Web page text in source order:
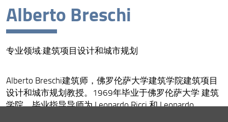
Alberto Breschi
专业领域:建筑项目设计和城市规划
Alberto Breschi建筑师，佛罗伦萨大学建筑学院建筑项目
设计和城市规划教授。1969年毕业于佛罗伦萨大学 建筑
学院，毕业指导导师为 Leonardo Ricci 和 Leonardo